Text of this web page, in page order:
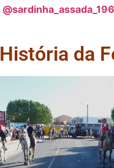
História da